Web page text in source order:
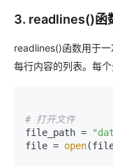
3. readlines()函
readlines()函数用于
每行内容的列表。每
# 打开文件
file_path =
file = open